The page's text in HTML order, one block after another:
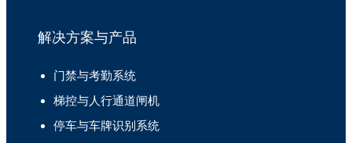
解决方案与产品
门禁与考勤系统
梯控与人行通道闸机
停车与车牌识别系统